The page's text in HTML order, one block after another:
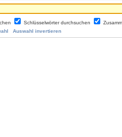
Schlüsselwörter durchsuchen
Auswahl invertieren